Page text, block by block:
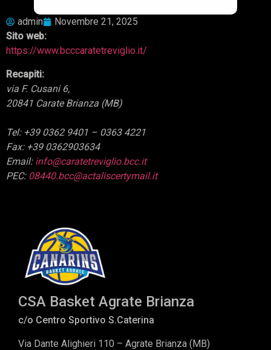
admin
Novembre 21, 2025
Sito web:
https://www.bcccaratetreviglio.it/
Recapiti:
via F. Cusani 6,
20841 Carate Brianza (MB)
Tel: +39 0362 9401 – 0363 4221
Fax: +39 0362903634
Email: info@caratetreviglio.bcc.it
PEC: 08440.bcc@actaliscertymail.it
CSA Basket Agrate Brianza
c/o Centro Sportivo S.Caterina
Via Dante Alighieri 110 – Agrate Brianza (MB)